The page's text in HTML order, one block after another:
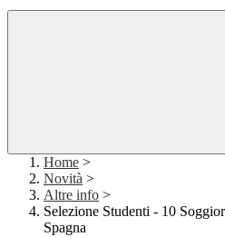
Home >
Novità >
Altre info >
Selezione Studenti - 10
Spagna